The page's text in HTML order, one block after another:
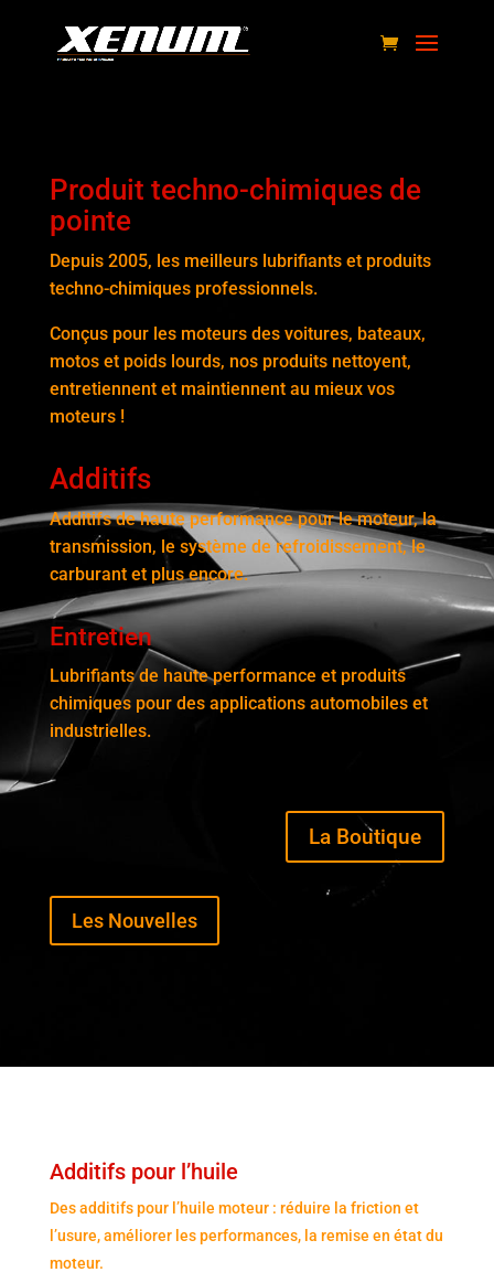
Produit techno-chimiques de
pointe
Depuis 2005, les meilleurs lubrifiants et produits
techno-chimiques professionnels.
Conçus pour les moteurs des voitures, bateaux,
motos et poids lourds, nos produits nettoyent,
entretiennent et maintiennent au mieux vos
moteurs !
Additifs
Additifs de haute performance pour le moteur, la
transmission, le système de refroidissement, le
carburant et plus encore.
Entretien
Lubrifiants de haute performance et produits
chimiques pour des applications automobiles et
industrielles.
La Boutique
Les Nouvelles
Additifs pour l’huile
Des additifs pour l’huile moteur : réduire la friction et
l’usure, améliorer les performances, la remise en état du
moteur.